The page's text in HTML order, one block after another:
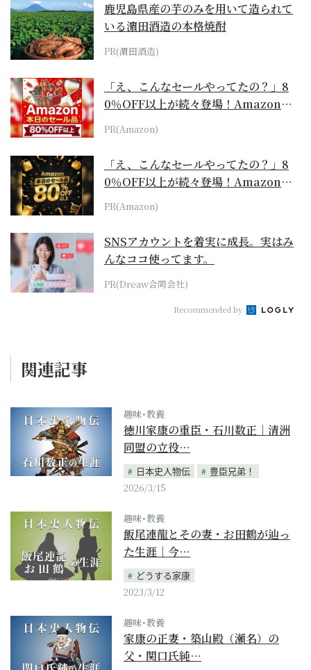
鹿児島県産の芋のみを用いて造られて
いる濵田酒造の本格焼酎
PR(濵田酒造)
「え、こんなセールやってたの？」8
0％OFF以上が続々登場！Amazonの
本気が...
PR(Amazon)
「え、こんなセールやってたの？」8
0％OFF以上が続々登場！Amazonの
本気が...
PR(Amazon)
SNSアカウントを着実に成長。実はみ
んなココ使ってます。
PR(Dreaw合同会社)
Recommended by
関連記事
趣味･教養
徳川家康の重臣・石川数正｜清洲
同盟の立役…
日本史人物伝
豊臣兄弟！
2026/3/15
趣味･教養
飯尾連龍とその妻・お田鶴が辿っ
た生涯｜今…
どうする家康
2023/3/12
趣味･教養
家康の正妻・築山殿（瀬名）の
父・関口氏純…